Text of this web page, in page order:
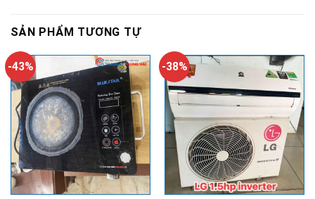
SẢN PHẨM TƯƠNG TỰ
-43% -38%